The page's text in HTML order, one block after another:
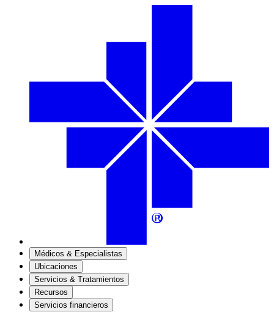
Médicos & Especialistas
Ubicaciones
Servicios & Tratamientos
Recursos
Servicios financieros